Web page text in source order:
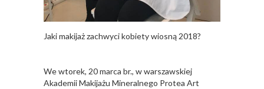
Jaki makijaż zachwyci kobiety wiosną 2018?
We wtorek, 20 marca br., w warszawskiej
Akademii Makijażu Mineralnego Protea Art